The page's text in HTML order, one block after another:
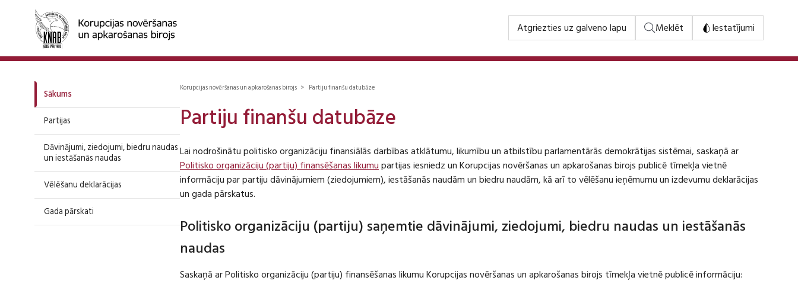
Atgriezties uz galveno lapu Meklēt Iestatījumi
Sākums
Partijas
Dāvinājumi, ziedojumi, biedru naudas
un iestāšanās naudas
Vēlēšanu deklarācijas
Gada pārskati
Korupcijas novēršanas un apkarošanas birojs > Partiju finanšu datubāze
Partiju finanšu datubāze
Lai nodrošinātu politisko organizāciju finansiālās darbības atklātumu, likumību un atbilstību parlamentārās demokrātijas sistēmai, saskaņā ar
Politisko organizāciju (partiju) finansēšanas likumupartijas iesniedz un Korupcijas novēršanas un apkarošanas birojs publicē tīmekļa vietnē
informāciju par partiju dāvinājumiem (ziedojumiem), iestāšanās naudām un biedru naudām, kā arī to vēlēšanu ieņēmumu un izdevumu deklarācijas
un gada pārskatus.
Politisko organizāciju (partiju) saņemtie dāvinājumi, ziedojumi, biedru naudas un iestāšanās
naudas
Saskaņā ar Politisko organizāciju (partiju) finansēšanas likumu Korupcijas novēršanas un apkarošanas birojs tīmekļa vietnē publicē informāciju: